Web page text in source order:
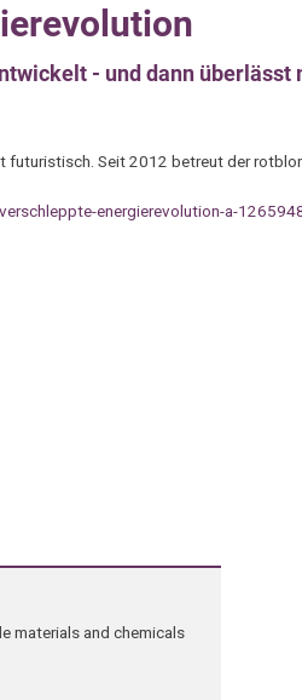
- und dann überlässt
futuristisch. Seit 2012 betreut der
energierevolution-a-
materials and chemicals